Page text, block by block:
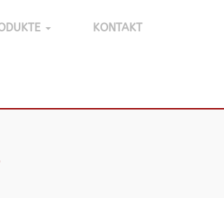
KONTAKT